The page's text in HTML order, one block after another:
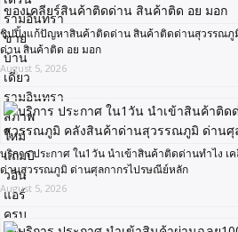
ชิปปิ้งแก้ปัญหาสินค้าติดด่าน สินค้าติดด่านสุวรรณภู
ด่าน สินค้าติด อย มอก
August 5, 2026
บริการ ประกาศ ใน1วัน นำเข้าสินค้าติดด่านทำไง
ด่านสุวรรณภูมิ ด่านศุลกากรไปรษณีย์หลัก
August 5, 2026